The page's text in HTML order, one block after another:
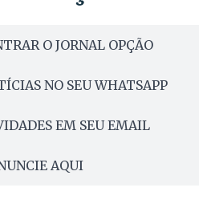
O JORNAL OPÇÃO
NO SEU WHATSAPP
EM SEU EMAIL
AQUI